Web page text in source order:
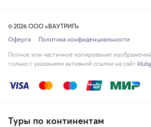
© 2026 ООО «ВАУТРИП»
Оферта
Политика конфиденциальности
Полное или частичное копирование
только с указанием активной ссылки на сайт
Туры по континентам